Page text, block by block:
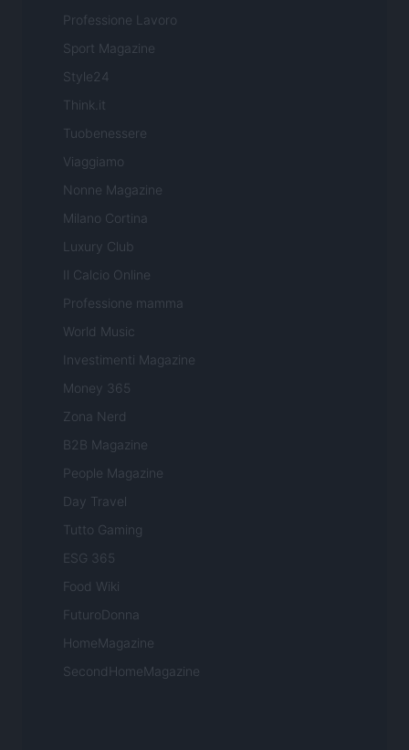
Professione Lavoro
Sport Magazine
Style24
Think.it
Tuobenessere
Viaggiamo
Nonne Magazine
Milano Cortina
Luxury Club
Il Calcio Online
Professione mamma
World Music
Investimenti Magazine
Money 365
Zona Nerd
B2B Magazine
People Magazine
Day Travel
Tutto Gaming
ESG 365
Food Wiki
FuturoDonna
HomeMagazine
SecondHomeMagazine